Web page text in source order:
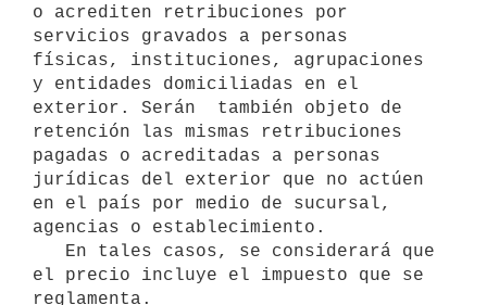
o acrediten retribuciones por
servicios gravados a personas
físicas, instituciones, agrupaciones
y entidades domiciliadas en el
exterior. Serán  también objeto de
retención las mismas retribuciones
pagadas o acreditadas a personas
jurídicas del exterior que no actúen
en el país por medio de sucursal,
agencias o establecimiento.
el precio incluye el impuesto que se
reglamenta.